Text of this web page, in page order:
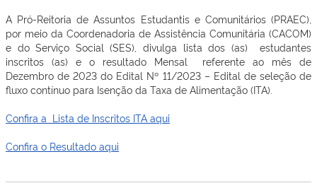
A Pró-Reitoria de Assuntos Estudantis e Comunitários (PRAEC),
por meio da Coordenadoria de Assistência Comunitária (CACOM)
e do Serviço Social (SES), divulga lista dos (as) estudantes
inscritos (as) e o resultado Mensal referente ao mês de
Dezembro de 2023 do Edital Nº 11/2023 – Edital de seleção de
fluxo contínuo para Isenção da Taxa de Alimentação (ITA).
Confira a Lista de Inscritos ITA aqui
Confira o Resultado aqui